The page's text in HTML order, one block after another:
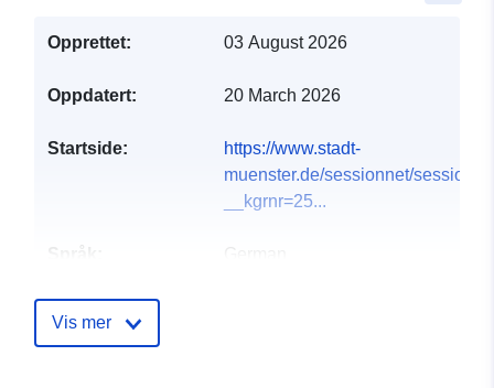
Opprettet: 03 August 2026
Oppdatert: 20 March 2026
Startside:
https://www.stadt-
muenster.de/sessionnet/
__kgrnr=25...
Språk:
Utgiver:
Vis mer